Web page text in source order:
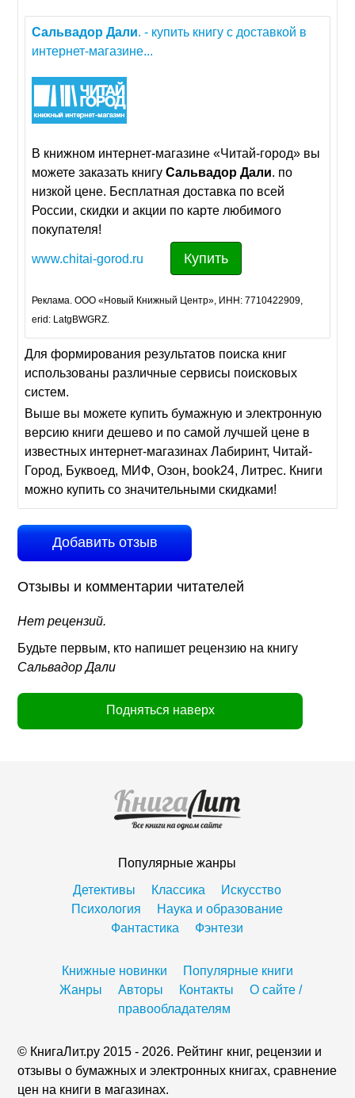
Сальвадор Дали. - купить книгу с доставкой в
интернет-магазине...
В книжном интернет-магазине «Читай-город» вы
можете заказать книгуСальвадор Дали. по
низкой цене. Бесплатная доставка по всей
России, скидки и акции по карте любимого
покупателя!
www.chitai-gorod.ru Купить
Реклама. ООО «Новый Книжный Центр», ИНН: 7710422909,
erid: LatgBWGRZ.
Для формирования результатов поиска книг
использованы различные сервисы поисковых
систем.
Выше вы можете купить бумажную и электронную
версию книги дешево и по самой лучшей цене в
известных интернет-магазинах Лабиринт, Читай-
Город, Буквоед, МИФ, Озон, book24, Литрес. Книги
можно купить со значительными скидками!
Добавить отзыв
Отзывы и комментарии читателей
Нет рецензий.
Будьте первым, кто напишет рецензию на книгу
Сальвадор Дали
Подняться наверх
Популярные жанры
Детективы
Классика
Искусство
Психология
Наука и образование
Фантастика
Фэнтези
Книжные новинки
Популярные книги
Жанры
Авторы Контакты
О сайте /
правообладателям
© КнигаЛит.ру 2015 - 2026. Рейтинг книг, рецензии и
отзывы о бумажных и электронных книгах, сравнение
цен на книги в магазинах.